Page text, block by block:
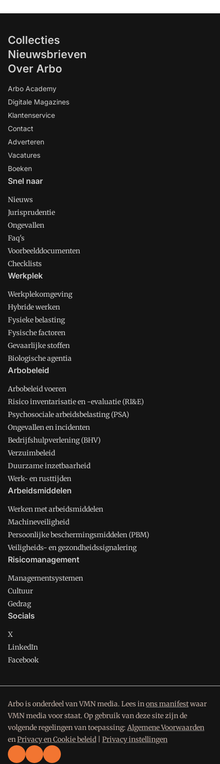
Collecties
Nieuwsbrieven
Over Arbo
Arbo Academy
Digitale Magazines
Klantenservice
Contact
Adverteren
Vacatures
Boeken
Snel naar
Nieuws
Jurisprudentie
Ongevallen
Faq's
Voorbeelddocumenten
Checklists
Werkplek
Werkplekomgeving
Hybride werken
Fysieke belasting
Fysische factoren
Gevaarlijke stoffen
Biologische agentia
Arbobeleid
Arbobeleid voeren
Risico inventarisatie en -evaluatie (RI&E)
Psychosociale arbeidsbelasting (PSA)
Ongevallen en incidenten
Bedrijfshulpverlening (BHV)
Verzuimbeleid
Duurzame inzetbaarheid
Werk- en rusttijden
Arbeidsmiddelen
Werken met arbeidsmiddelen
Machineveiligheid
Persoonlijke beschermingsmiddelen (PBM)
Veiligheids- en gezondheidssignalering
Risicomanagement
Managementsystemen
Cultuur
Gedrag
Socials
X
LinkedIn
Facebook
Arbo is onderdeel van VMN media. Lees inons manifestwaar
VMN media voor staat. Op gebruik van deze site zijn de
volgende regelingen van toepassing: Algemene Voorwaarden
enPrivacy en Cookie beleid Privacy instellingen